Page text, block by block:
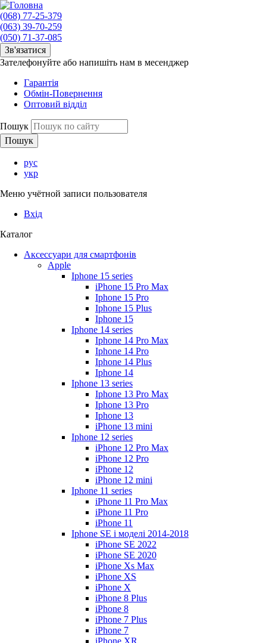
(068) 77-25-379
(063) 39-70-259
(050) 71-37-085
Зв'язатися
Зателефонуйте або напишіть нам в месенджер
Гарантія
Обмін-Повернення
Оптовий відділ
Пошук
рус
укр
Меню учётной записи пользователя
Вхід
Каталог
Аксессуари для смартфонів
Apple
Iphone 15 series
iPhone 15 Pro Max
Iphone 15 Pro
Iphone 15 Plus
Iphone 15
Iphone 14 series
Iphone 14 Pro Max
Iphone 14 Pro
Iphone 14 Plus
Iphone 14
Iphone 13 series
Iphone 13 Pro Max
Iphone 13 Pro
Iphone 13
iPhone 13 mini
Iphone 12 series
iPhone 12 Pro Max
iPhone 12 Pro
iPhone 12
iPhone 12 mini
Iphone 11 series
iPhone 11 Pro Max
iPhone 11 Pro
iPhone 11
Iphone SE і моделі 2014-2018
iPhone SE 2022
iPhone SE 2020
iPhone Xs Max
iPhone XS
iPhone X
iPhone 8 Plus
iPhone 8
iPhone 7 Plus
iPhone 7
iPhone XR